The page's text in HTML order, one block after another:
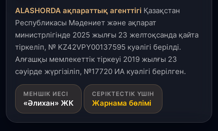
31 шілде, 2026
Ақмола облысындағы кездесуде кәсіпкерлер мен
ұстаздар «Әділет» партиясына өз ұсыныстарын
айтты
31 шілде, 2026
ҚР Президенті Орталық Азия елдеріне
ұзақмерзімді ынтымақтастық жоспарын әзірлеуді
ұсынды
ALASHORDA ақпараттық агенттігі Қазақстан
Республикасы Мәдениет және ақпарат
министрлігінде 2025 жылғы 23 желтоқсанда қайта
тіркеліп, № KZ42VPY00137595 куәлігі берілді.
Алғашқы мемлекеттік тіркеуі 2019 жылғы 23
сәуірде жүргізіліп, №17720 ИА куәлігі берілген.
МЕНШІК ИЕСІ
«Әлихан» ЖК
СЕРІКТЕСТІК ҮШІН
Жарнама бөлімі